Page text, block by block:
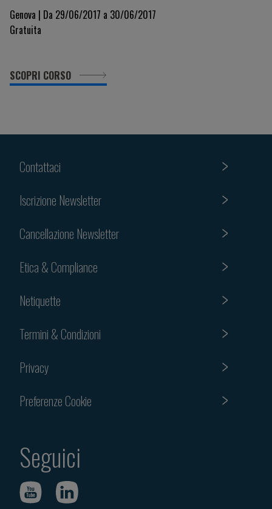
Science
Genova | Da 29/06/2017 a 30/06/2017
Gratuita
SCOPRI CORSO
Contattaci
Iscrizione Newsletter
Cancellazione Newsletter
Etica & Compliance
Netiquette
Termini & Condizioni
Privacy
Preferenze Cookie
Seguici